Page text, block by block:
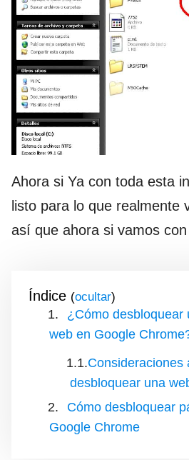
Ahora si Ya con toda esta
listo para lo que realmente
así que ahora si vamos
Índice ( )
¿Cómo desbloquear
web en Google
Consideraciones
desbloquear una
Cómo desbloquear
Google Chrome